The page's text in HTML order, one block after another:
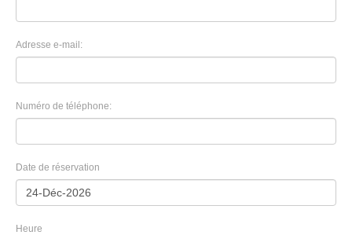
Adresse e-mail:
Numéro de téléphone:
Date de réservation
Heure